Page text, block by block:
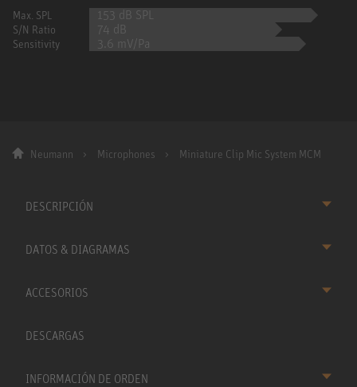
Max. SPL 153 dB SPL
S/N Ratio 74 dB
Sensitivity 3.6 mV/Pa
Neumann Microphones Miniature Clip Mic System MCM
DESCRIPCIÓN
DATOS & DIAGRAMAS
ACCESORIOS
DESCARGAS
INFORMACIÓN DE ORDEN